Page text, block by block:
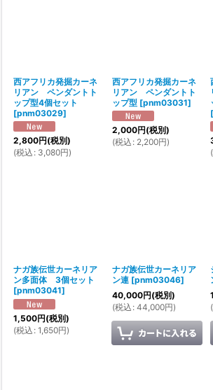
西アフリカ発掘カーネ
リアン ペンダントト
ップ型4個セット
[pnm03029]
2,800円(税別)
(税込 : 3,080円)
西アフリカ発掘カーネ
リアン ペンダントト
ップ型 [pnm03031]
2,000円(税別)
(税込 : 2,200円)
(
ナガ族伝世カーネリア
ン多面体 3個セット
[pnm03041]
1,500円(税別)
(税込 : 1,650円)
ナガ族伝世カーネリア
ン連 [pnm03046]
40,000円(税別)
(税込 : 44,000円)
(